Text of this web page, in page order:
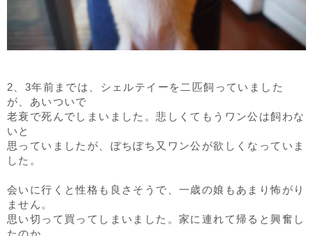
2、3年前までは、シェルテイーを二匹飼っていました
が、あいついで
老衰で死んでしまいました。悲しくてもうワン公は飼わな
いと
思っていましたが、ぼちぼち又ワン公が欲しくなっていま
した。
会いに行くと性格も良さそうで、一歳の娘もあまり怖がり
ません。
思い切って買ってしまいました。家に連れて帰ると興奮し
たのか